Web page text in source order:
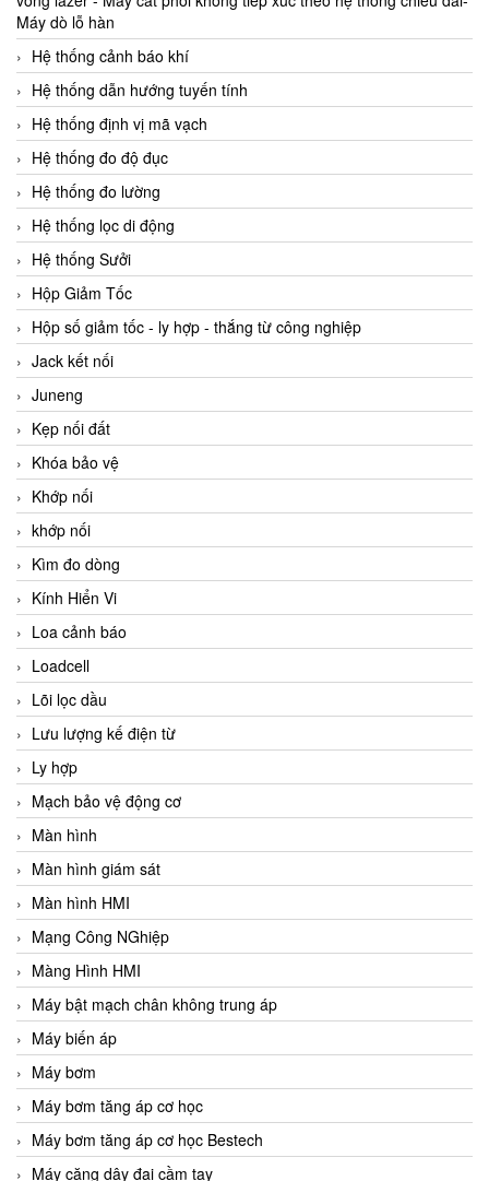
Máy dò lỗ hàn
Hệ thống cảnh báo khí
Hệ thống dẫn hướng tuyến tính
Hệ thống định vị mã vạch
Hệ thống đo độ đục
Hệ thống đo lường
Hệ thống lọc di động
Hệ thống Sưởi
Hộp Giảm Tốc
Hộp số giảm tốc - ly hợp - thắng từ công nghiệp
Jack kết nối
Juneng
Kẹp nối đất
Khóa bảo vệ
Khớp nối
khớp nối
Kìm đo dòng
Kính Hiển Vi
Loa cảnh báo
Loadcell
Lõi lọc dầu
Lưu lượng kế điện từ
Ly hợp
Mạch bảo vệ động cơ
Màn hình
Màn hình giám sát
Màn hình HMI
Mạng Công NGhiệp
Màng Hình HMI
Máy bật mạch chân không trung áp
Máy biến áp
Máy bơm
Máy bơm tăng áp cơ học
Máy bơm tăng áp cơ học Bestech
Máy căng dây đai cầm tay